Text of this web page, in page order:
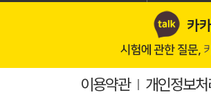
이용약관I 개인정보